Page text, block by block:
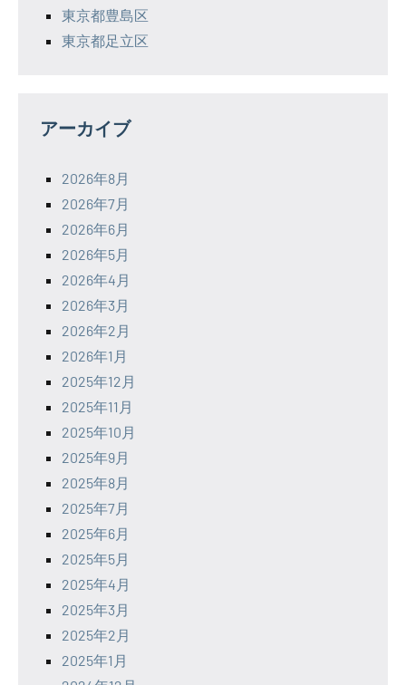
東京都豊島区
東京都足立区
アーカイブ
2026年8月
2026年7月
2026年6月
2026年5月
2026年4月
2026年3月
2026年2月
2026年1月
2025年12月
2025年11月
2025年10月
2025年9月
2025年8月
2025年7月
2025年6月
2025年5月
2025年4月
2025年3月
2025年2月
2025年1月